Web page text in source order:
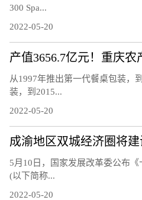
300 Spa...
2022-05-20
产值3656.7亿元！重庆
从1997年推出第一代餐桌包装，
装，到2015...
2022-05-20
5月10日，国家发展改革委公布《
(以下简称...
2022-05-20